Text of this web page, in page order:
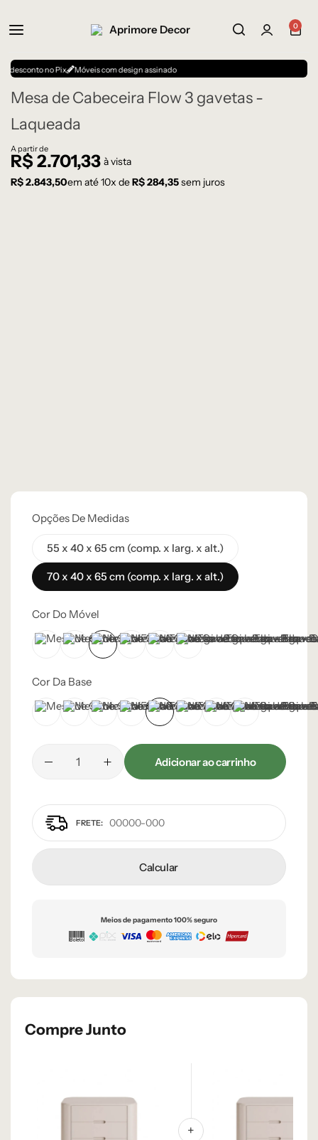
0
no Pix Móveis com design assinado
Mesa de Cabeceira Flow 3 gavetas -
Laqueada
A partir de
R$ 2.701,33 à vista
R$2.843,50em até10x deR$284,35sem juros
Opções De Medidas
55 x 40 x 65 cm (comp. x larg. x alt.)
70 x 40 x 65 cm (comp. x larg. x alt.)
Cor Do Móvel
BrancoCinza Médio
FrapêMocha Mousse
PretoVerde Caruá
Cor Da Base
BrancoChampanheCinza Grafite Metalizado
Cinza Médio
DouradoFrapêPretoVerde Caruá
Adicionar ao carrinho
Calcular
Meios de pagamento 100% seguro
Compre Junto